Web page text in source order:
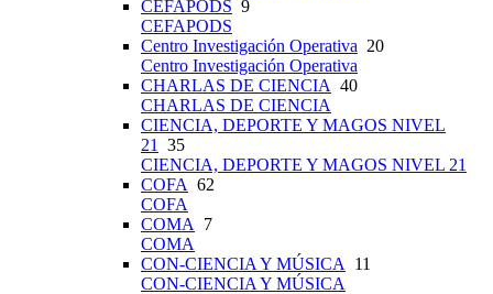
CEFAPODS 9
CEFAPODS
Centro Investigación Operativa 20
Centro Investigación Operativa
CHARLAS DE CIENCIA 40
CHARLAS DE CIENCIA
CIENCIA, DEPORTE Y MAGOS NIVEL
21
35
CIENCIA, DEPORTE Y MAGOS NIVEL 21
COFA 62
COFA
COMA
7
COMA
CON-CIENCIA Y MÚSICA
11
CON-CIENCIA Y MÚSICA